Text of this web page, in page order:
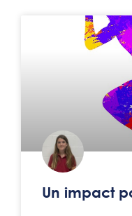
Un impact